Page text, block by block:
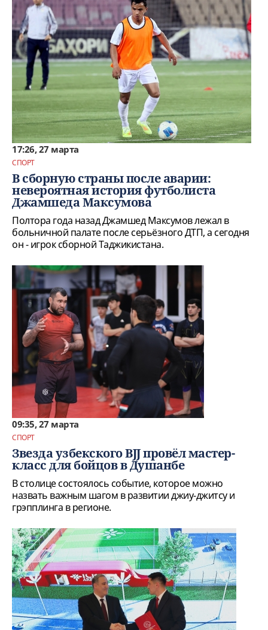
17:26, 27 марта
СПОРТ
В сборную страны после аварии:
невероятная история футболиста
Джамшеда Максумова
Полтора года назад Джамшед Максумов лежал в
больничной палате после серьёзного ДТП, а сегодня
он - игрок сборной Таджикистана.
09:35, 27 марта
СПОРТ
Звезда узбекского BJJ провёл мастер-
класс для бойцов в Душанбе
В столице состоялось событие, которое можно
назвать важным шагом в развитии джиу-джитсу и
грэпплинга в регионе.